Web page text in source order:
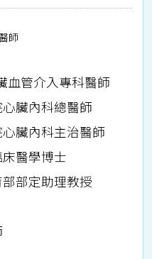
師
血管介入專科醫師
臟內科總醫師
臟內科主治醫師
醫學博士
部定助理教授